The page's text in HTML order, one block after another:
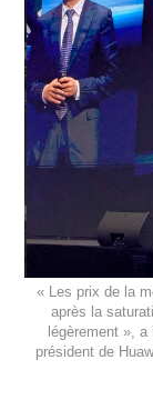
« Les prix de la
après la
légèrement »,
président de